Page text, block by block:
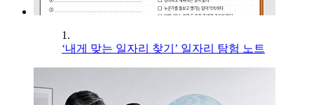
1.
‘내게 맞는 일자리 찾기’ 일자리 탐험 노트